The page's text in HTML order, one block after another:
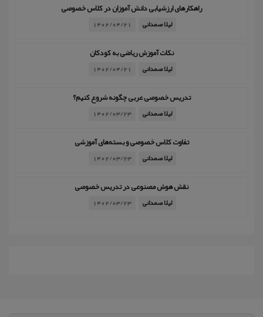
راهکارهای ارزشیابی دانش آموزان در کلاس خصوصی
لیلا صمدانی 1402/04/21
نکات آموزش ریاضی به کودکان
لیلا صمدانی 1402/04/21
تدریس خصوصی عربی چگونه شروع کنیم؟
لیلا صمدانی 1402/03/23
تفاوت کلاس خصوصی و بسته‌های آموزشی
لیلا صمدانی 1402/03/23
نقش هوش مصنوعی در تدریس خصوصی
لیلا صمدانی 1402/03/23